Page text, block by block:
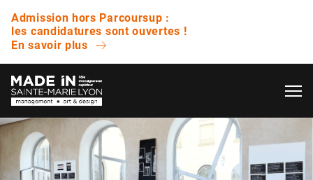
Admission hors Parcoursup :
les candidatures sont ouvertes !
En savoir plus
L’ÉCOLE
QUESTIONS FRÉQUENTES